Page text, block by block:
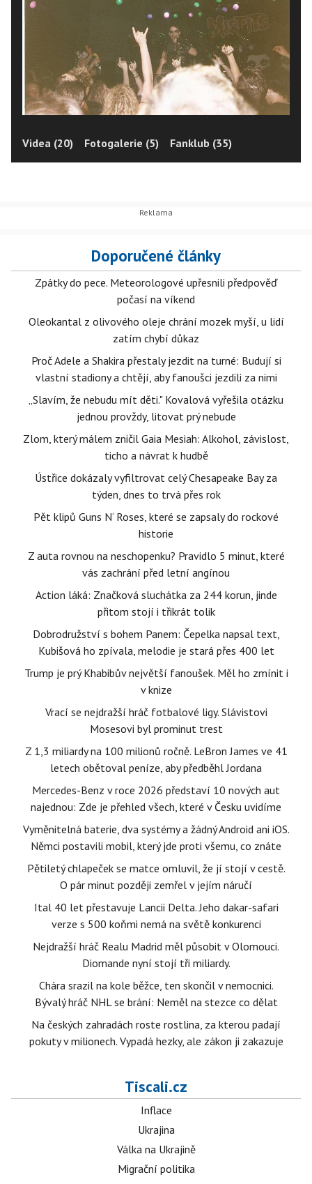
Videa (20) Fotogalerie (5) Fanklub (35)
Doporučené články
Zpátky do pece. Meteorologové upřesnili předpověď
počasí na víkend
Oleokantal z olivového oleje chrání mozek myší, u lidí
zatím chybí důkaz
Proč Adele a Shakira přestaly jezdit na turné: Budují si
vlastní stadiony a chtějí, aby fanoušci jezdili za nimi
„Slavím, že nebudu mít děti." Kovalová vyřešila otázku
jednou provždy, litovat prý nebude
Zlom, který málem zničil Gaia Mesiah: Alkohol, závislost,
ticho a návrat k hudbě
Ústřice dokázaly vyfiltrovat celý Chesapeake Bay za
týden, dnes to trvá přes rok
Pět klipů Guns N‘ Roses, které se zapsaly do rockové
historie
Z auta rovnou na neschopenku? Pravidlo 5 minut, které
vás zachrání před letní angínou
Action láká: Značková sluchátka za 244 korun, jinde
přitom stojí i třikrát tolik
Dobrodružství s bohem Panem: Čepelka napsal text,
Kubišová ho zpívala, melodie je stará přes 400 let
Trump je prý Khabibův největší fanoušek. Měl ho zmínit i
v knize
Vrací se nejdražší hráč fotbalové ligy. Slávistovi
Mosesovi byl prominut trest
Z 1,3 miliardy na 100 milionů ročně. LeBron James ve 41
letech obětoval peníze, aby předběhl Jordana
Mercedes-Benz v roce 2026 představí 10 nových aut
najednou: Zde je přehled všech, které v Česku uvidíme
Vyměnitelná baterie, dva systémy a žádný Android ani iOS.
Němci postavili mobil, který jde proti všemu, co znáte
Pětiletý chlapeček se matce omluvil, že jí stojí v cestě.
O pár minut později zemřel v jejím náručí
Ital 40 let přestavuje Lancii Delta. Jeho dakar-safari
verze s 500 koňmi nemá na světě konkurenci
Nejdražší hráč Realu Madrid měl působit v Olomouci.
Diomande nyní stojí tři miliardy.
Chára srazil na kole běžce, ten skončil v nemocnici.
Bývalý hráč NHL se brání: Neměl na stezce co dělat
Na českých zahradách roste rostlina, za kterou padají
pokuty v milionech. Vypadá hezky, ale zákon ji zakazuje
Tiscali.cz
Inflace
Ukrajina
Válka na Ukrajině
Migrační politika